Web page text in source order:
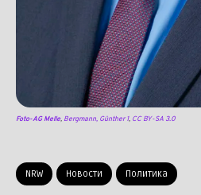
NRW Новости Политика
Foto-AG Melle, Bergmann, Günther 1, CC BY-SA 3.0